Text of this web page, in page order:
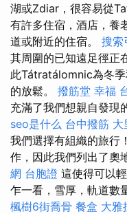
湖或Zdiar，很容易從
有許多住宿，酒店，養
道或附近的住宿。 搜索
其周圍的已知遠足徑正
此Tátratálomnic為冬
的放鬆。 撥筋堂 幸福
充滿了我們想親自發現
seo是什么 台中撥筋 大
我們選擇有組織的旅行
作，因此我們列出了奧
網 台胞證 這使得可以
乍一看，雪厚，軌道數
楓樹6街喬骨 餐盒 大雅